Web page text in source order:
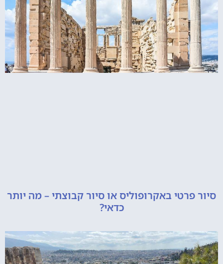
באקרופוליס או סיור קבוצתי – מה יותר